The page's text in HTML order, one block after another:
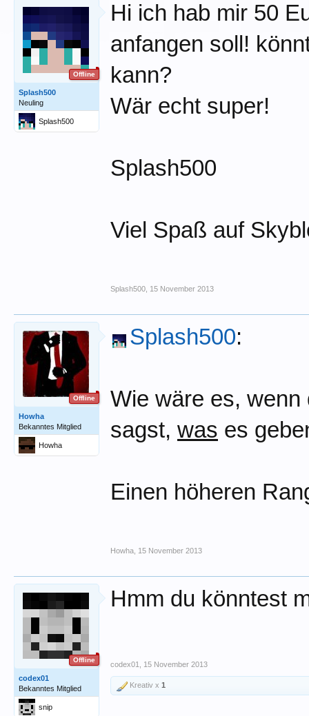
Offline
Splash500
Neuling
Splash500
Hi ich hab mir 50
anfangen soll!
kann?
Wär echt super!
Splash500
Viel Spaß auf
Splash500 15 November 2013
Offline
Howha
Bekanntes Mitglied
Howha
Splash500:
Wie wäre es,
sagst, was es
Einen höheren
Howha 15 November 2013
Offline
codex01
Bekanntes Mitglied
snip
Hmm du könntest
codex01 15 November 2013
Kreativ x 1